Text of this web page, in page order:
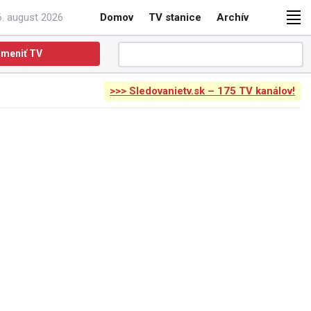
august 2026 Domov TV stanice Archív
TV
>>> Sledovanietv.sk – 175 TV kanálov!